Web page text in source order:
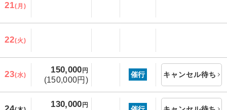
21(月)
22(火)
23(水)
150,000 円
(150,000円)
催行 キャンセル待ち
130,000 円